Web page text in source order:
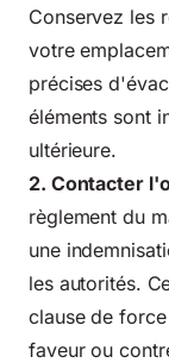
Conservez les
votre
précises
éléments sont
ultérieure.
2. Contacter
règlement du
une
les autorités.
clause de
faveur ou